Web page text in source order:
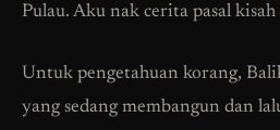
Pulau. Aku nak cerita pasal
Untuk pengetahuan korang,
yang sedang membangun dan